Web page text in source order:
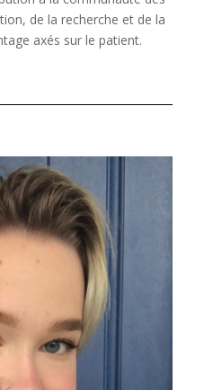
de la recherche et de la
axés sur le patient.